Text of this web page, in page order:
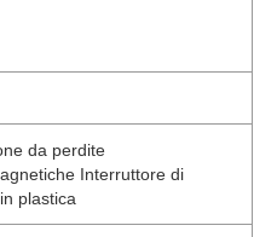
da perdite
Interruttore di
plastica